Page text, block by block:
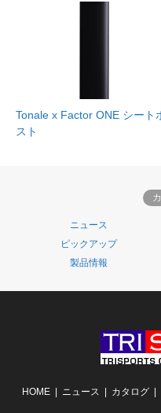
Tonale x Factor ONE シート
スト
ニュース
ピックアップ
製品情報
HOME ニュース カタログ